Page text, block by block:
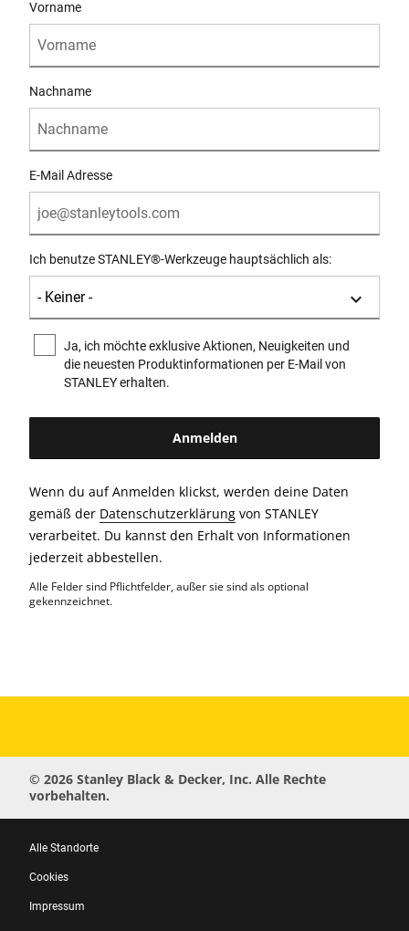
Alle Felder sind Pflichtfelder, außer sie sind als optional
gekennzeichnet.
Vorname
Nachname
E-Mail Adresse
Ich benutze STANLEY®-Werkzeuge hauptsächlich als:
Ja, ich möchte exklusive Aktionen, Neuigkeiten und
die neuesten Produktinformationen per E-Mail von
STANLEY erhalten.
Wenn du auf Anmelden klickst, werden deine Daten
gemäß der Datenschutzerklärung von STANLEY
verarbeitet. Du kannst den Erhalt von Informationen
jederzeit abbestellen.
© 2026 Stanley Black & Decker, Inc. Alle Rechte
vorbehalten.
Alle Standorte
Cookies
Impressum